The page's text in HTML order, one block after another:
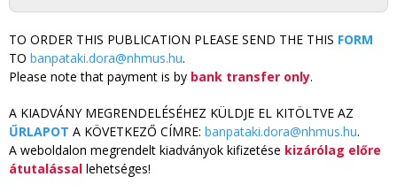
TO ORDER THIS PUBLICATION PLEASE SEND THE THIS FORM
TO banpataki.dora@nhmus.hu.
Please note that payment is by bank transfer only.
A KIADVÁNY MEGRENDELÉSÉHEZ KÜLDJE EL KITÖLTVE AZ
ŰRLAPOT A KÖVETKEZŐ CÍMRE: banpataki.dora@nhmus.hu.
A weboldalon megrendelt kiadványok kifizetése kizárólag előre
átutalással lehetséges!